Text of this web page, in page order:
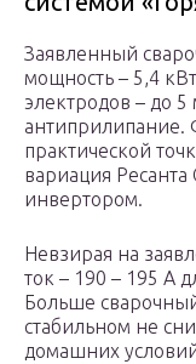
Заявленный
мощность – 5,4
электродов – до 5
антиприлипание.
практической
вариация
инвертором.
Невзирая на
ток – 190 – 195 А
Больше
стабильном не
домашних